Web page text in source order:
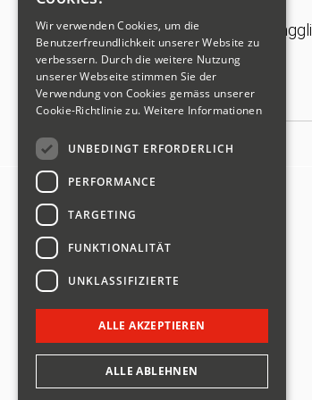
Text: Sven Renggli
Foto: IBSF
Wir verwenden Cookies, um die
Benutzerfreundlichkeit unserer Website zu
verbessern. Durch die weitere Nutzung
unserer Webseite stimmen Sie der
Verwendung von Cookies gemäss unserer
Cookie-Richtlinie zu. Weitere Informationen
UNBEDINGT ERFORDERLICH
PERFORMANCE
TARGETING
FUNKTIONALITÄT
UNKLASSIFIZIERTE
ALLE AKZEPTIEREN
ALLE ABLEHNEN